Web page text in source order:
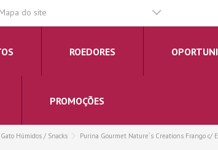
Mapa do site
ROEDORES
PROMOÇÕES
Húmidos / Snacks Purina Gourmet Nature´s Creations Frango c/